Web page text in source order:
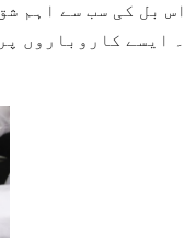
بل کی سب سے اہم
کاروباروں